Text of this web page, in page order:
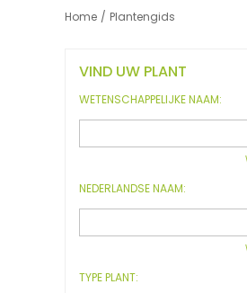
Home Plantengids
VIND UW PLANT
WETENSCHAPPELIJKE NAAM:
NEDERLANDSE NAAM:
TYPE PLANT: